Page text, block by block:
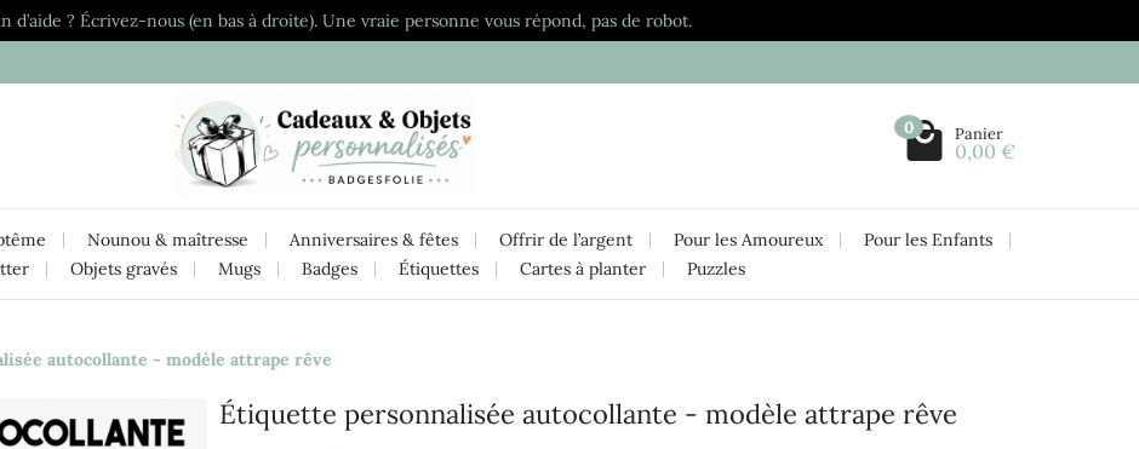
d’aide ? Écrivez-nous (en bas à droite). Une vraie personne vous répond, pas de robot.
0 Panier
0,00 €
Nounou & maîtresse Anniversaires & fêtes Offrir de l’argent Pour les Amoureux
Pour les Enfants
Objets gravés Mugs Badges Étiquettes Cartes à planter Puzzles
autocollante - modèle attrape rêve
Étiquette personnalisée autocollante - modèle attrape rêve